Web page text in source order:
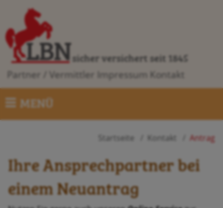
sicher versichert seit 1845
Partner / Vermittler Impressum Kontakt
MENÜ
Startseite Kontakt Antrag
Ihre Ansprechpartner bei
einem Neuantrag